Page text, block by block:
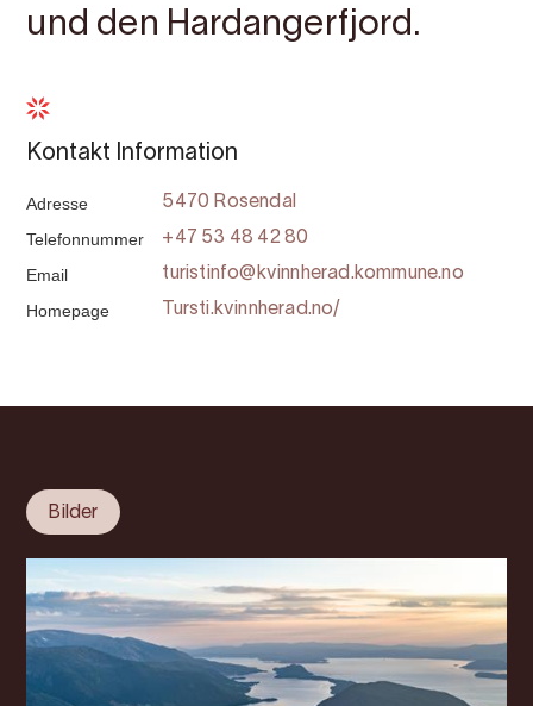
und den Hardangerfjord.
Kontakt Information
Adresse 5470 Rosendal
Telefonnummer +47 53 48 42 80
Email turistinfo@kvinnherad.kommune.no
Homepage Tursti.kvinnherad.no/
Bilder